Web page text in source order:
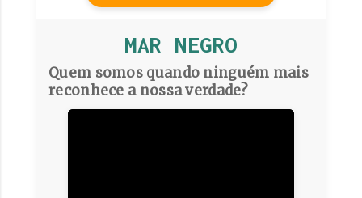
MAR NEGRO
Quem somos quando ninguém mais
reconhece a nossa verdade?